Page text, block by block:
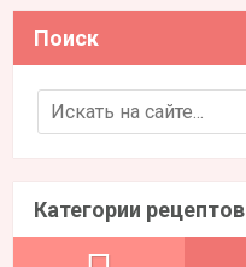
Поиск
Search for:
Категории рецептов